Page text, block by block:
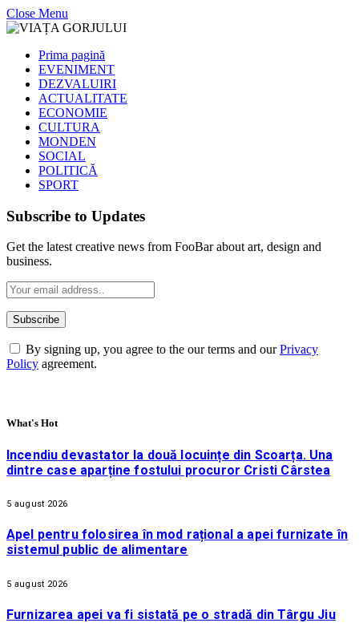
Close Menu
Prima pagină
EVENIMENT
DEZVALUIRI
ACTUALITATE
ECONOMIE
CULTURA
MONDEN
SOCIAL
POLITICĂ
SPORT
Subscribe to Updates
Get the latest creative news from FooBar about art, design and
business.
By signing up, you agree to the our terms and ourPrivacy
Policy agreement.
What's Hot
Incendiu devastator la două locuințe din Scoarța. Una
dintre case aparține fostului procuror Cristi Cârstea
5 august 2026
Apel pentru folosirea în mod rațional a apei furnizate în
sistemul public de alimentare
5 august 2026
Furnizarea apei va fi sistată pe o stradă din Târgu Jiu